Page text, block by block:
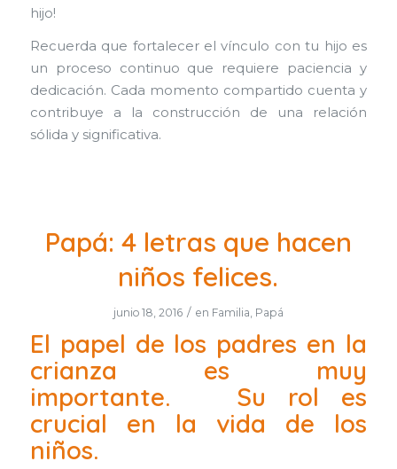
hijo!
Recuerda que fortalecer el vínculo con tu hijo es
un proceso continuo que requiere paciencia y
dedicación. Cada momento compartido cuenta y
contribuye a la construcción de una relación
sólida y significativa.
Papá: 4 letras que hacen
niños felices.
junio 18, 2016 / en Familia, Papá
El papel de los padres en la
crianza es muy
importante. Su rol es
crucial en la vida de los
niños.